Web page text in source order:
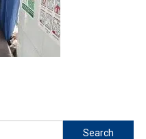
Search